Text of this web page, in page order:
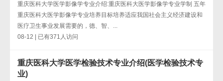
重庆医科大学医学影像学专业介绍:重庆医科大医学影像学专业学制 五年
重庆医科大医学影像学专业培养目标培养适应我国社会主义经济建设和
医疗卫生事业发展需要的，德、智、...
08-12 | 已有371人访问
重庆医科大学医学检验技术专业介绍(医学检验技术专
业)